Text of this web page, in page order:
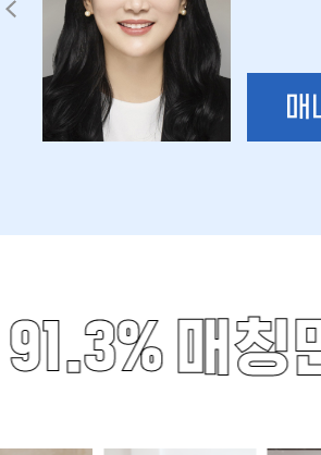
매니저 소
매칭